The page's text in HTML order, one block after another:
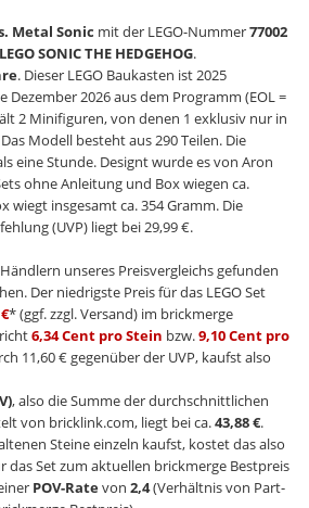
Metal Sonic mit der LEGO-Nummer77002
LEGO SONIC THE HEDGEHOG.
. Dieser LEGO Baukasten ist 2025
Dezember 2026 aus dem Programm (EOL =
2 Minifiguren, von denen 1 exklusiv nur in
Modell besteht aus 290 Teilen. Die
eine Stunde. Designt wurde es von Aron
ohne Anleitung und Box wiegen ca.
wiegt insgesamt ca. 354 Gramm. Die
(UVP) liegt bei 29,99 €.
unseres Preisvergleichs gefunden
Der niedrigste Preis für das LEGO Set
* (ggf. zzgl. Versand) im brickmerge
6,34 Cent pro Stein bzw.9,10 Cent pro
11,60 € gegenüber der UVP, kaufst also
, also die Summe der durchschnittlichen
von bricklink.com, liegt bei ca.43,88 €.
Steine einzeln kaufst, kostet das also
das Set zum aktuellen brickmerge Bestpreis
POV-Ratevon 2,4(Verhältnis von Part-